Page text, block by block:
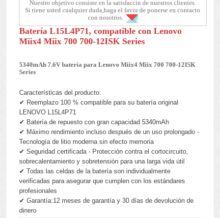
Nuestro objetivo consiste en la satisfaccin de nuestros clientes.
Si tiene usted cualquier duda,haga el favor de ponerse en contacto
con nosotros.
Batería L15L4P71, compatible con Lenovo
Miix4 Miix 700 700-12ISK Series
5340mAh 7.6V batería para Lenovo Miix4 Miix 700 700-12ISK
Series
Características del producto:
✔ Reemplazo 100 % compatible para su batería original
LENOVO L15L4P71
✔ Batería de repuesto con gran capacidad 5340mAh
✔ Máximo rendimiento incluso después de un uso prolongado -
Tecnología de litio moderna sin efecto memoria
✔ Seguridad certificada - Protección contra el cortocircuito,
sobrecalentamiento y sobretensión para una larga vida útil
✔ Todas las celdas de la batería son individualmente
verificadas para asegurar que cumplen con los estándares
profesionales
✔ Garantía:12 meses de garantía y 30 días de devolución de
dinero